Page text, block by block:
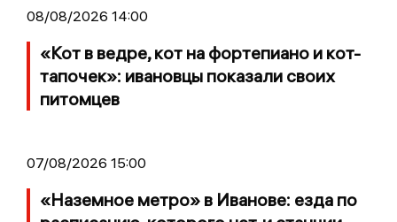
08/08/2026 14:00
«Кот в ведре, кот на фортепиано и кот-
тапочек»: ивановцы показали своих
питомцев
07/08/2026 15:00
«Наземное метро» в Иванове: езда по